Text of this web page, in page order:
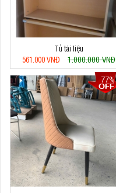
Tủ tài liệu
561.000 VNĐ
1.000.000 VNĐ
77%